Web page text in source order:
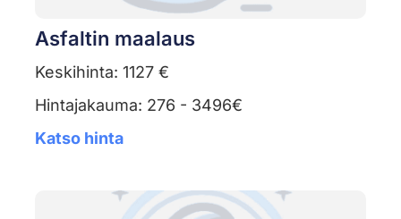
Asfaltin maalaus
Keskihinta: 1127 €
Hintajakauma: 276 - 3496€
Katso hinta